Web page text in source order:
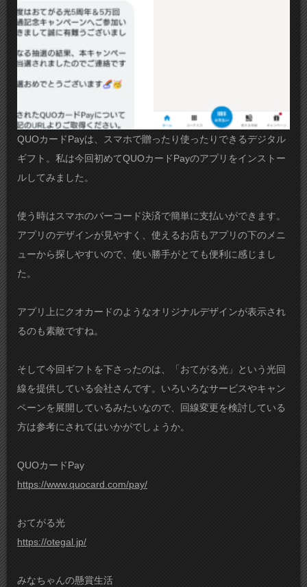
QUOカードPayは、スマホで贈ったり使ったりできるデジタル
ギフト。私は今回初めてQUOカードPayのアプリをインストー
ルしてみました。
使う時はスマホのバーコード決済で簡単に支払いができます。
アプリのデザインが見やすく、使えるお店もアプリの下のメニ
ューから探しやすいので、使い勝手がとても便利に感じまし
た。
アプリ上にクオカードのようなオリジナルデザインが表示され
るのも素敵ですね。
そして今回ギフトを下さったのは、「おてがる光」という光回
線を提供している会社さんです。いろいろなサービスやキャン
ペーンを展開しているみたいなので、回線変更を検討している
方は参考にされてはいかがでしょうか。
QUOカードPay
https://www.quocard.com/pay/
おてがる光
https://otegal.jp/
みなちゃんの懸賞生活